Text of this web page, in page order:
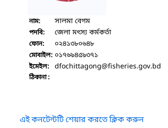
নাম: সালমা বেগম
পদবি: জেলা মৎস্য কর্মকর্তা
ফোন: ০২৪১৩৮০৬৪৮
মোবাইল: ০১৭৬৯৪৫৯৩৭১
ইমেইল: dfochittagong@fisheries.gov.bd
ঠিকানা :
এই কনটেন্টটি শেয়ার করতে ক্লিক করুন